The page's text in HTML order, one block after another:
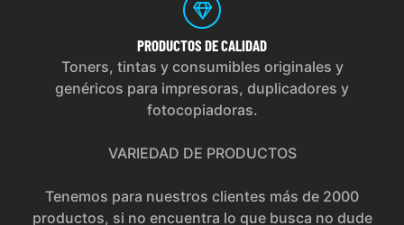
PRODUCTOS DE CALIDAD
Toners, tintas y consumibles originales y
genéricos para impresoras, duplicadores y
fotocopiadoras.
VARIEDAD DE PRODUCTOS
Tenemos para nuestros clientes más de 2000
productos, si no encuentra lo que busca no dude